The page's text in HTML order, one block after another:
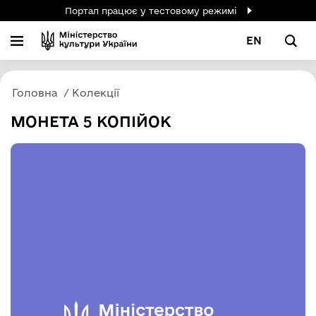
Портал працює у тестовому режимі
EN
Головна Колекції
МОНЕТА 5 КОПІЙОК